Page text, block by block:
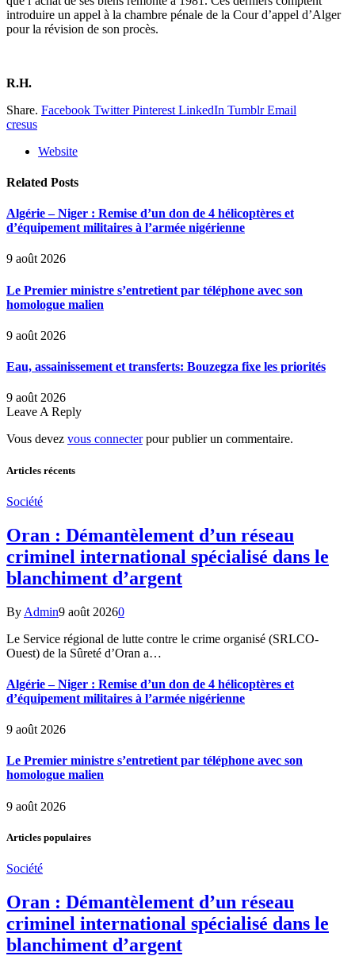
introduire un appel à la chambre pénale de la Cour d’appel d’Alger
pour la révision de son procès.
R.H.
Share. Facebook Twitter Pinterest LinkedIn Tumblr Email
cresus
Website
Related Posts
Algérie – Niger : Remise d’un don de 4 hélicoptères et
d’équipement militaires à l’armée nigérienne
9 août 2026
Le Premier ministre s’entretient par téléphone avec son
homologue malien
9 août 2026
Eau, assainissement et transferts: Bouzegza fixe les priorités
9 août 2026
Leave A Reply
Vous devez vous connecterpour publier un commentaire.
Articles récents
Société
Oran : Démantèlement d’un réseau
criminel international spécialisé dans le
blanchiment d’argent
By Admin9 août 20260
Le Service régional de lutte contre le crime organisé (SRLCO-
Ouest) de la Sûreté d’Oran a…
Algérie – Niger : Remise d’un don de 4 hélicoptères et
d’équipement militaires à l’armée nigérienne
9 août 2026
Le Premier ministre s’entretient par téléphone avec son
homologue malien
9 août 2026
Articles populaires
Société
Oran : Démantèlement d’un réseau
criminel international spécialisé dans le
blanchiment d’argent